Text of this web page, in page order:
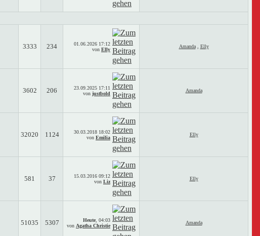
3333 234 01.06.2026 17:12
von Elly
Amanda, Elly
3602 206 23.09.2025 17:11
von justbold
Amanda
32020 1124 30.03.2018 18:02
von Emilia
Elly
581 37 15.03.2016 09:12
von Liz
Elly
51035 5307 Heute 04:03
von Agatha Christie
Amanda